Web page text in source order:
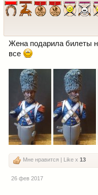
Жена подарила билеты
все
Мне нравится | Like x 13
26 фев 2017